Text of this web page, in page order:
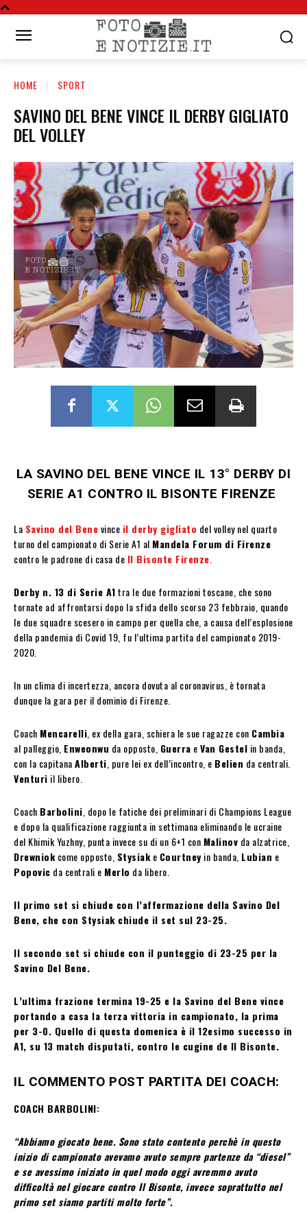
HOME SPORT
SAVINO DEL BENE VINCE IL DERBY GIGLIATO
DEL VOLLEY
LA SAVINO DEL BENE VINCE IL 13° DERBY DI
SERIE A1 CONTRO IL BISONTE FIRENZE
La Savino del Benevince il derby gigliato del volley nel quarto
turno del campionato di Serie A1 al Mandela Forum di Firenze
contro le padrone di casa de Il Bisonte Firenze
Derby n. 13 di Serie A1tra le due formazioni toscane, che sono
tornate ad affrontarsi dopo la sfida dello scorso 23 febbraio, quando
le due squadre scesero in campo per quella che, a causa dell’esplosione
della pandemia di Covid 19, fu l’ultima partita del campionato 2019-
2020.
In un clima di incertezza, ancora dovuta al coronavirus, è tornata
dunque la gara per il dominio di Firenze.
Coach Mencarelli , ex della gara, schiera le sue ragazze con Cambia
al palleggio, Enweonwu da opposto, Guerra eVan Gestel in banda,
con la capitanaAlberti , pure lei ex dell’incontro, e Belien da centrali.
Venturi il libero.
Coach Barbolini , dopo le fatiche dei preliminari di Champions League
e dopo la qualificazione raggiunta in settimana eliminando le ucraine
del Khimik Yuzhny, punta invece su di un 6+1 con Malinov da alzatrice,
Drewniokcome opposto, Stysiake Courtney in banda, Lubian e
Popovic da centrali e Merlo da libero.
Il primo set si chiude con l’affermazione della Savino Del
Bene, che con Stysiak chiude il set sul 23-25.
Il secondo set si chiude con il punteggio di 23-25 per la
Savino Del Bene.
L’ultima frazione termina 19-25 e la Savino del Bene vince
portando a casa la terza vittoria in campionato, la prima
per 3-0. Quello di questa domenica è il 12esimo successo in
A1, su 13 match disputati, contro le cugine de Il Bisonte.
IL COMMENTO POST PARTITA DEI COACH:
COACH BARBOLINI:
“Abbiamo giocato bene. Sono stato contento perchè in questo
inizio di campionato avevamo avuto sempre partenze da “diesel”
e se avessimo iniziato in quel modo oggi avremmo avuto
difficoltà nel giocare contro Il Bisonte, invece soprattutto nel
primo set siamo partiti molto forte”.